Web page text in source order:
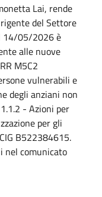
Lai, rende
del Settore
14/05/2026 è
alle nuove
M5C2
vulnerabili e
degli anziani non
- Azioni per
per gli
B522384615.
nel comunicato